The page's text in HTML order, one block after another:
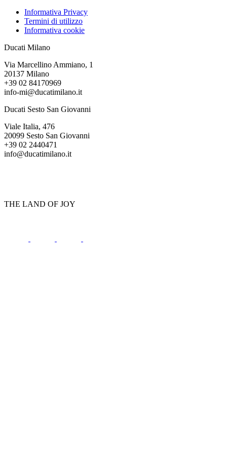
Informativa Privacy
Termini di utilizzo
Informativa cookie
Ducati Milano
Via Marcellino Ammiano, 1
20137 Milano
+39 02 84170969
info-mi@ducatimilano.it
Ducati Sesto San Giovanni
Viale Italia, 476
20099 Sesto San Giovanni
+39 02 2440471
info@ducatimilano.it
THE LAND OF JOY